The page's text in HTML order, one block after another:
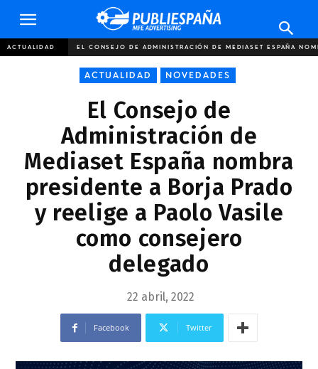
Publiespaña
ACTUALIDAD EL CONSEJO DE ADMINISTRACIÓN DE MEDIASET ESPAÑA
ACTUALIDAD NOVEDADES
El Consejo de
Administración de
Mediaset España nombra
presidente a Borja Prado
y reelige a Paolo Vasile
como consejero
delegado
22 abril, 2022
Facebook Twitter